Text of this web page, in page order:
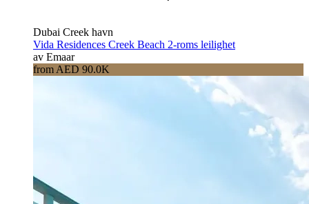
Dubai Creek havn
Vida Residences Creek Beach 2-roms leilighet
av Emaar
from AED 90.0K